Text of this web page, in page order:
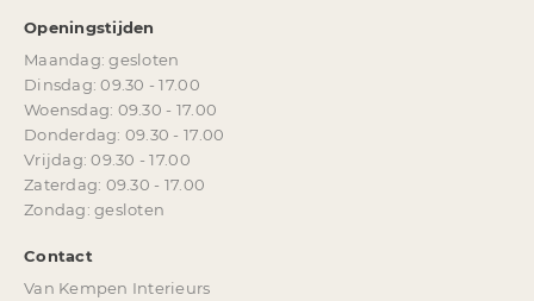
Openingstijden
Maandag: gesloten
Dinsdag: 09.30 - 17.00
Woensdag: 09.30 - 17.00
Donderdag: 09.30 - 17.00
Vrijdag: 09.30 - 17.00
Zaterdag: 09.30 - 17.00
Zondag: gesloten
Contact
Van Kempen Interieurs